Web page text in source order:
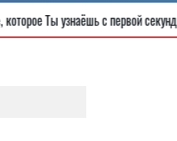
Звучание, которое Ты узнаёшь с